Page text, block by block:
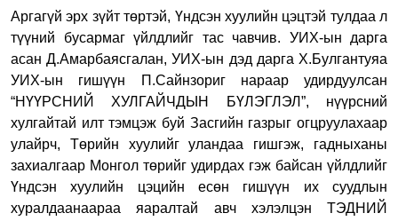
Аргагүй эрх зүйт төртэй, Үндсэн хуулийн цэцтэй тулдаа л
түүний бусармаг үйлдлийг тас чавчив. УИХ-ын дарга
асан Д.Амарбаясгалан, УИХ-ын дэд дарга Х.Булгантуяа
УИХ-ын гишүүн П.Сайнзориг нараар удирдуулсан
“НҮҮРСНИЙ ХУЛГАЙЧДЫН БҮЛЭГЛЭЛ”, нүүрсний
хулгайтай илт тэмцэж буй Засгийн газрыг огцруулахаар
улайрч, Төрийн хуулийг уландаа гишгэж, гадныханы
захиалгаар Монгол төрийг удирдах гэж байсан үйлдлийг
Үндсэн хуулийн цэцийн есөн гишүүн их суудлын
хуралдаанаараа яаралтай авч хэлэлцэн ТЭДНИЙ